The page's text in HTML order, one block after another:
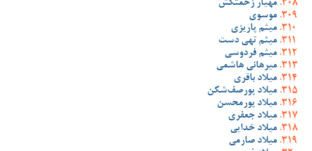
مهیار زحمتکش
موسوی
میثم پاریزی
میثم تهی دست
میثم فردوسی
میرهانی هاشمی
میلاد باقری
میلاد پورصف‌شکن
میلاد پورمحسن
میلاد جعفری
میلاد خدایی
میلاد صارمی